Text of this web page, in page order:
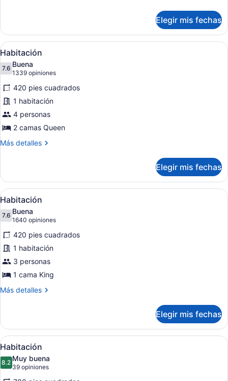
Two
Queen
Corner
Suite
Elegir mis fechas
Abrir
todas
las
fotos
de
Habitación
Habitación de hotel con una
5
Habitación
7.67.6 de 10
Buena
1339 opiniones
(1339
opiniones)
420 pies cuadrados
1 habitación
4 personas
2 camas Queen
Más detalles
Más
Elegir mis fechas
Abrir
todas
las
fotos
de
Habitación
Habitación de hotel con una
4
Habitación
7.67.6 de 10
Buena
1640 opiniones
(1640
opiniones)
420 pies cuadrados
1 habitación
3 personas
1 cama King
Más detalles
Más
Elegir mis fechas
Abrir
todas
las
fotos
Habitación de hotel con dos
4
Habitación
8.28.2 de 10
Muy buena
39 opiniones
(39
opiniones)